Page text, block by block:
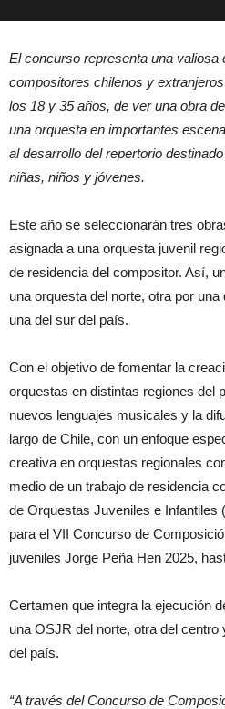
El concurso representa una valiosa
compositores chilenos y
los 18 y 35 años, de ver una obra
una orquesta en importantes
al desarrollo del repertorio
niñas, niños y jóvenes.
Este año se seleccionarán tres
asignada a una orquesta juvenil
de residencia del compositor. Así,
una orquesta del norte, otra por
una del sur del país.
Con el objetivo de fomentar la
orquestas en distintas regiones del
nuevos lenguajes musicales y la
largo de Chile, con un enfoque
creativa en orquestas regionales
medio de un trabajo de residencia
de Orquestas Juveniles e Infantiles
para el VII Concurso de
juveniles Jorge Peña Hen 2025,
Certamen que integra la ejecución
una OSJR del norte, otra del
del país.
“A través del Concurso de